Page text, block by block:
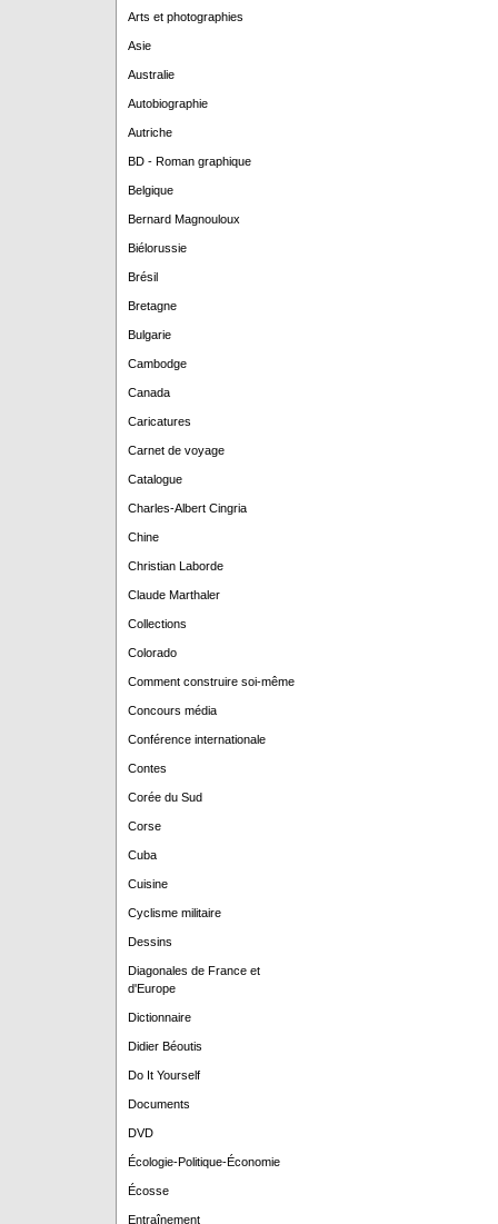
Arts et photographies
Asie
Australie
Autobiographie
Autriche
BD - Roman graphique
Belgique
Bernard Magnouloux
Biélorussie
Brésil
Bretagne
Bulgarie
Cambodge
Canada
Caricatures
Carnet de voyage
Catalogue
Charles-Albert Cingria
Chine
Christian Laborde
Claude Marthaler
Collections
Colorado
Comment construire soi-même
Concours média
Conférence internationale
Contes
Corée du Sud
Corse
Cuba
Cuisine
Cyclisme militaire
Dessins
Diagonales de France et
d'Europe
Dictionnaire
Didier Béoutis
Do It Yourself
Documents
DVD
Écologie-Politique-Économie
Écosse
Entraînement